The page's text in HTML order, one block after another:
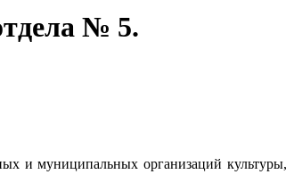
№ 5.
и муниципальных организаций культуры,